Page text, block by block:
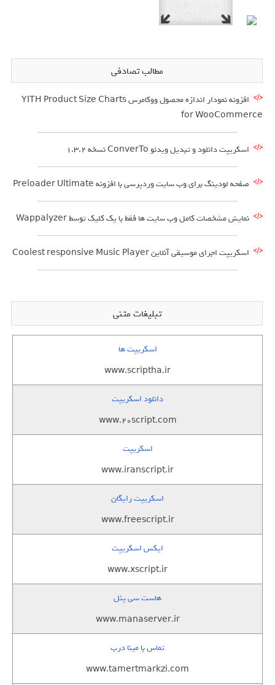
مطالب تصادفی
افزونه نمودار اندازه محصول ووکامرس YITH Product Size Charts
for WooCommerce
اسکریپت دانلود و تبدیل ویدئو ConverTo نسخه 1.3.2
صفحه لودینگ برای وب سایت وردپرسی با افزونه Preloader Ultimate
نمایش مشخصات کامل وب سایت ها فقط با یک کلیک توسط Wappalyzer
اسکریپت اجرای موسیقی آنلاین Coolest responsive Music Player
تبلیغات متنی
اسکریپت ها
www.scriptha.ir
دانلود اسکریپت
www.20script.com
اسکریپت
www.iranscript.ir
اسکریپت رایگان
www.freescript.ir
ایکس اسکریپت
www.xscript.ir
هاست سی پنل
www.manaserver.ir
تماس با مینا درب
www.tamertmarkzi.com